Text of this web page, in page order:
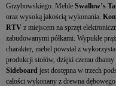
Grzybowskiego. Meble Swallow’s
oraz wysoką jakością wykonania.
RTV z miejscem na sprzęt
zabudowanymi półkami. Wypukłe
charakter, mebel powstał z
produkcji stołów, dzięki czemu
Sideboard jest dostępna w trzech
całości wykonany z drewna